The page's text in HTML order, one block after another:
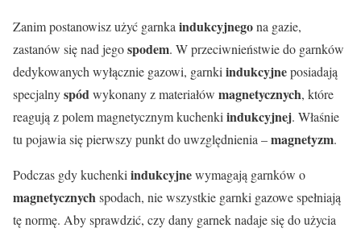
Zanim postanowisz użyć garnka indukcyjnegona gazie,
zastanów się nad jegospodem. W przeciwnieństwie do garnków
dedykowanych wyłącznie gazowi, garnki indukcyjneposiadają
specjalnyspód wykonany z materiałów magnetycznych, które
reagują z polem magnetycznym kuchenki indukcyjnej. Właśnie
tu pojawia się pierwszy punkt do uwzględnienia –magnetyzm.
Podczas gdy kuchenki indukcyjnewymagają garnków o
magnetycznych spodach, nie wszystkie garnki gazowe spełniają
tę normę. Aby sprawdzić, czy dany garnek nadaje się do użycia